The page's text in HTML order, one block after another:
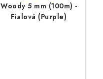
Woody 5 mm (100m) -
Fialová (Purple)